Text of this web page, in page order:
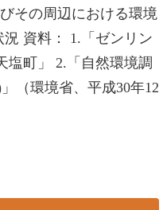
その周辺における環境
資料： 1.「ゼンリン
塩町」 2.「自然環境調
（環境省、平成30年12